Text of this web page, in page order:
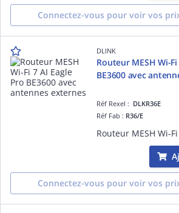
Connectez-vous pour voir vos
DLINK
Routeur MESH Wi-
BE3600 avec
Réf Rexel : DLKR36E
Réf Fab : R36/E
Connectez-vous pour voir vos